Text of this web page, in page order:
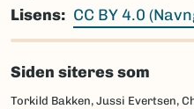
Lisens
CC BY 4.0
Siden siteres som
Torkild Bakken, Jussi Evertsen,